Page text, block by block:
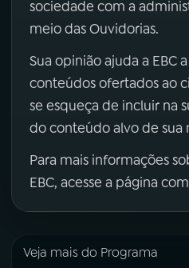
sociedade com a
meio das Ouvidorias.
Sua opinião ajuda a EBC
conteúdos ofertados ao
se esqueça de incluir na
do conteúdo alvo de sua
Para mais informações
EBC, acesse a página
Veja mais do Programa